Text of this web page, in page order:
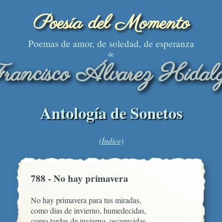
Poesía del Momento
Poemas de amor, de soledad, de esperanza
de
Álvarez
Antología de Sonetos
(Índice)
788 - No hay primavera
No hay primavera para tus miradas,
como días de invierno, humedecidas,